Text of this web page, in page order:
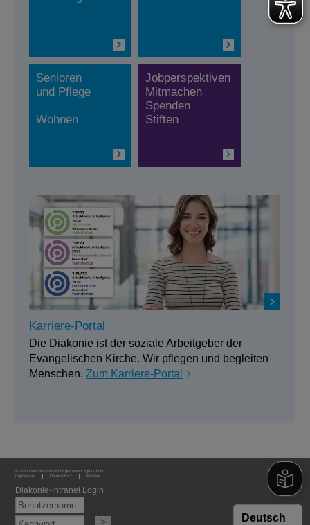
Senioren
und Pflege
Wohnen
Jobperspektiven
Mitmachen
Spenden
Stiften
Karriere-Portal
Die Diakonie ist der soziale Arbeitgeber der
Evangelischen Kirche. Wir pflegen und begleiten
Menschen.Zum Karriere-Portal
© 2026 Diakonie Mark-Ruhr gemeinnützige GmbH
Impressum
Datenschutz Karriere
Diakonie-Intranet Login